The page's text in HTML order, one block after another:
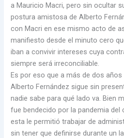
a Mauricio Macri, pero sin ocultar
postura amistosa de Alberto
con Macri en ese mismo acto de
manifiesto desde el minuto cero
iban a convivir intereses cuya
siempre será irreconciliable.
Es por eso que a más de dos años
Alberto Fernández sigue sin
nadie sabe para qué lado va. Bien
fue bendecido por la pandemia del
esta le permitió trabajar de
sin tener que definirse durante un